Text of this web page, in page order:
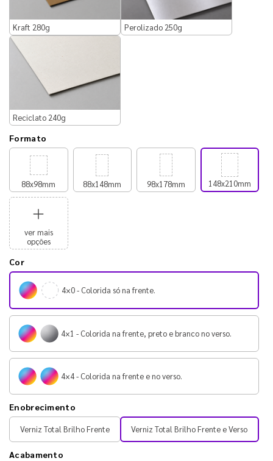
Kraft 280g Perolizado 250g
Reciclato 240g
Formato
88x98mm 88x148mm 98x178mm 148x210mm
ver mais
opções
Cor
4×0 - Colorida só na frente.
4×1 - Colorida na frente, preto e branco no verso.
4×4 - Colorida na frente e no verso.
Enobrecimento
Verniz Total Brilho Frente Verniz Total Brilho Frente e Verso
Acabamento